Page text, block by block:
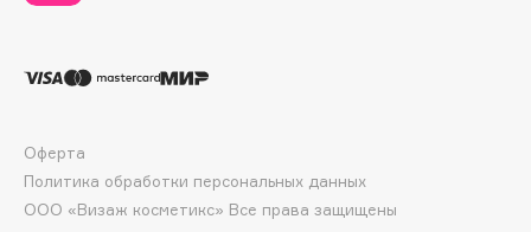
Dolomit
DP Daily Perfection
Dr. Vranjes Firenze
Dr.Althea
ООО «Визаж косметикс» Все права защищены
Оферта
Политика обработки персональных данных